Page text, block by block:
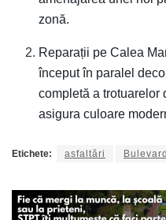
zonă.
Reparații pe Calea
început în paralel
completă a trotuarelor
asigura culoare
Etichete: asfaltări